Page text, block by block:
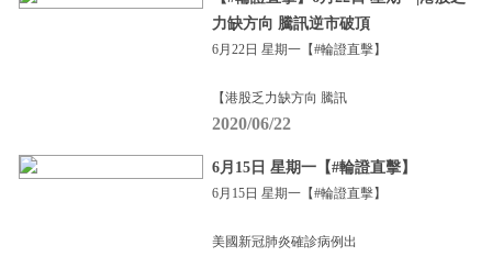
力缺方向 騰訊逆市破頂
6月22日 星期一【#輪證直擊】
【港股乏力缺方向 騰訊
2020/06/22
6月15日 星期一【#輪證直擊】
6月15日 星期一【#輪證直擊】
美國新冠肺炎確診病例出